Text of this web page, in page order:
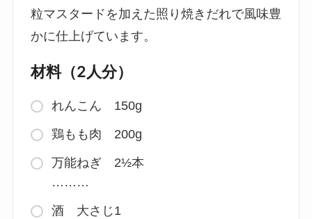
粒マスタードを加えた照り焼きだれで風味豊
かに仕上げています。
材料（2人分）
れんこん 150g
鶏もも肉 200g
万能ねぎ 2½本
………
酒 大さじ1